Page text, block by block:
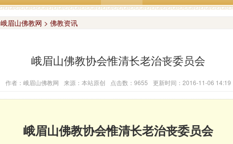
峨眉山佛教网 > 佛教资讯
峨眉山佛教协会惟清长老治丧委员会
作者：峨眉山佛教网 来源：本站原创 点击数：9655 更新时间：2016-11-06 14:19
峨眉山佛教协会惟清长老治丧委员会